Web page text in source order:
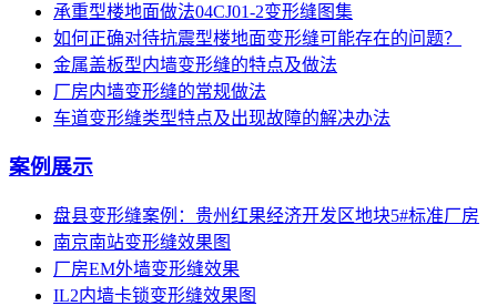
承重型楼地面做法04CJ01-2变形缝图集
如何正确对待抗震型楼地面变形缝可能存在的问题？
金属盖板型内墙变形缝的特点及做法
厂房内墙变形缝的常规做法
车道变形缝类型特点及出现故障的解决办法
案例展示
盘县变形缝案例：贵州红果经济开发区地块5#标准厂房
南京南站变形缝效果图
厂房EM外墙变形缝效果
IL2内墙卡锁变形缝效果图